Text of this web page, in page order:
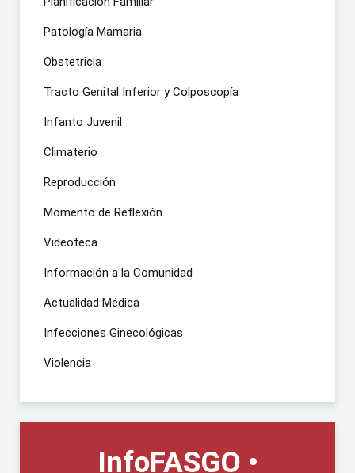
InfoFASGO •
Patología Mamaria
Obstetricia
Tracto Genital Inferior y Colposcopía
Infanto Juvenil
Climaterio
Reproducción
Momento de Reflexión
Videoteca
Información a la Comunidad
Actualidad Médica
Infecciones Ginecológicas
Violencia